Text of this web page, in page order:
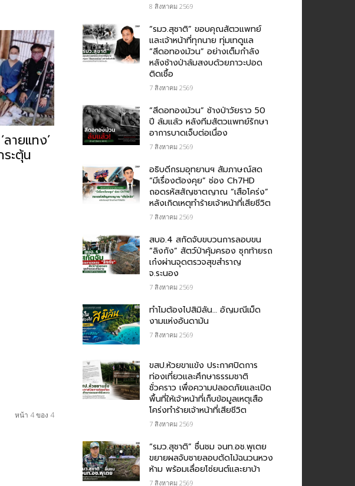
ายแทง’
ะตุ้น
หน้า 4 ของ 4
8 สิงหาคม 2569
“รมว.สุชาติ” ขอบคุณสัตวแพทย์
และเจ้าหน้าที่ทุกนาย ทุ่มเทดูแล
“สีดอทองม้วน” อย่างเต็มกำลัง
หลังช้างป่าล้มสงบด้วยภาวะปอด
ติดเชื้อ
7 สิงหาคม 2569
“สีดอทองม้วน” ช้างป่าวัยราว 50
ปี ล้มแล้ว หลังทีมสัตวแพทย์รักษา
อาการบาดเจ็บต่อเนื่อง
7 สิงหาคม 2569
อธิบดีกรมอุทยานฯ สัมภาษณ์สด
“มีเรื่องต้องคุย” ช่อง Ch7HD
ถอดรหัสสัญชาตญาณ “เสือโคร่ง”
หลังเกิดเหตุทำร้ายเจ้าหน้าที่เสียชีวิต
7 สิงหาคม 2569
สบอ.4 สกัดจับขบวนการลอบขน
“ลิงกัง” สัตว์ป่าคุ้มครอง ซุกท้ายรถ
เก๋งผ่านจุดตรวจสุขสำราญ
จ.ระนอง
7 สิงหาคม 2569
ทำไมต้องไปสิมิลัน… อัญมณีเม็ด
งามแห่งอันดามัน
7 สิงหาคม 2569
ขสป.ห้วยขาแข้ง ประกาศปิดการ
ท่องเที่ยวและศึกษาธรรมชาติ
ชั่วคราว เพื่อความปลอดภัยและเปิด
พื้นที่ให้เจ้าหน้าที่เก็บข้อมูลเหตุเสือ
โคร่งทำร้ายเจ้าหน้าที่เสียชีวิต
7 สิงหาคม 2569
“รมว.สุชาติ” ชื่นชม​ จนท.อช.พุเตย​
ขยายผลจับชายลอบตัดไม้ฉนวนหวง
ห้าม พร้อมเลื่อยโซ่ยนต์และยาบ้า
7 สิงหาคม 2569